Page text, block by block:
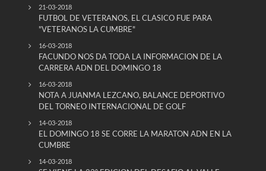
21-03-2018
FUTBOL DE VETERANOS, EL CLASICO FUE PARA
"VETERANOS LA CUMBRE"
16-03-2018
FACUNDO NOS DA TODA LA INFORMACION DE LA
CARRERA ADN DEL DOMINGO 18
16-03-2018
NOTA A JUANMA LEZCANO, BALANCE DEPORTIVO
DEL TORNEO INTERNACIONAL DE GOLF
14-03-2018
EL DOMINGO 18 SE CORRE LA MARATON ADN EN LA
CUMBRE
14-03-2018